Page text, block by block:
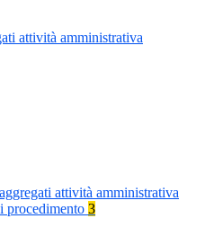
attività amministrativa
attività amministrativa
procedimento 3